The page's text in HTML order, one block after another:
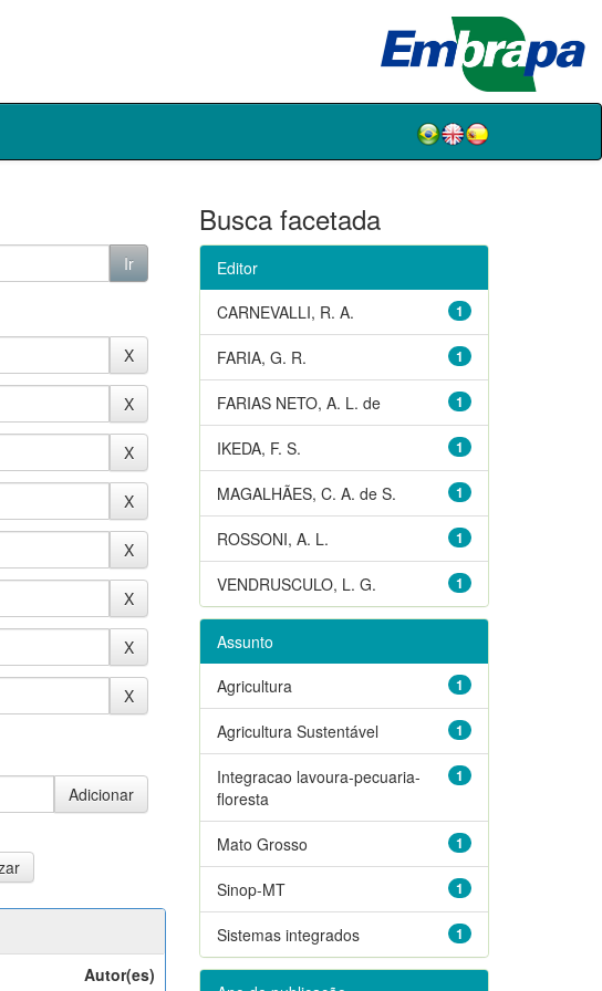
Autor(es)
Busca facetada
Editor
1
CARNEVALLI, R. A.
1
FARIA, G. R.
1
FARIAS NETO, A. L. de
1
IKEDA, F. S.
1
MAGALHÃES, C. A. de S.
1
ROSSONI, A. L.
1
VENDRUSCULO, L. G.
Assunto
1
Agricultura
1
Agricultura Sustentável
1
Integracao lavoura-pecuaria-
floresta
1
Mato Grosso
1
Sinop-MT
1
Sistemas integrados